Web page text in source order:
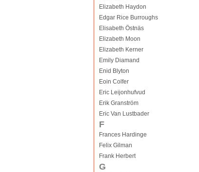
Elizabeth Haydon
Edgar Rice Burroughs
Elisabeth Östnäs
Elizabeth Moon
Elizabeth Kerner
Emily Diamand
Enid Blyton
Eoin Colfer
Eric Leijonhufvud
Erik Granström
Eric Van Lustbader
F
Frances Hardinge
Felix Gilman
Frank Herbert
G